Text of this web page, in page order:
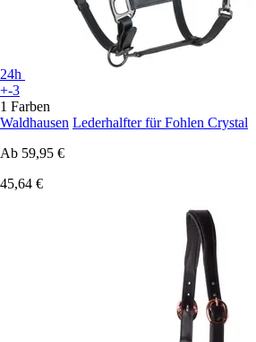
24h
+-3
1 Farben
Waldhausen Lederhalfter für Fohlen Crystal
Ab 59,95 €
45,64 €